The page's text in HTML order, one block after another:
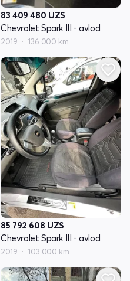
83 409 480 UZS
Chevrolet Spark III - avlod
2019 136 000 km
85 792 608 UZS
Chevrolet Spark III - avlod
2019 103 000 km